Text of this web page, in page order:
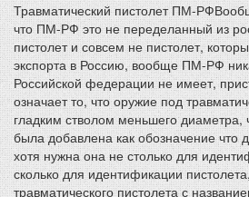
Травматический пистолет ПМ-
что ПМ-РФ это не переделанный из
пистолет и совсем не пистолет,
экспорта в Россию, вообще ПМ-РФ
Российской федерации не имеет,
означает то, что оружие под
гладким стволом меньшего диаметра,
была добавлена как обозначение что
хотя нужна она не столько для
сколько для идентификации
травматического пистолета с